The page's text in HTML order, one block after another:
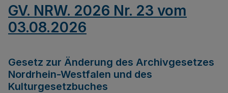
GV. NRW. 2026 Nr. 23 vom
03.08.2026
Gesetz zur Änderung des Archivgesetzes
Nordrhein-Westfalen und des
Kulturgesetzbuches